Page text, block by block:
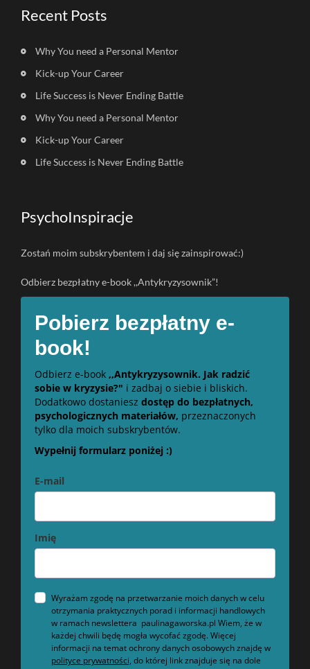
Recent Posts
Why You need a Personal Mentor
Kick-up Your Career
Life Success is Never Ending Battle
Why You need a Personal Mentor
Kick-up Your Career
Life Success is Never Ending Battle
PsychoInspiracje
Zostań moim subskrybentem i daj się zainspirować:)
Odbierz bezpłatny e-book ,,Antykryzysownik”!
Pobierz bezpłatny e-
book!
Odbierz e-book ,,Antykryzysownik. Jak radzić
sobie w kryzysie?" i zadbaj o siebie i bliskich.
Dodatkowo dostaniesz dostęp do bezpłatnych,
psychologicznych materiałów, przeznaczonych
tylko dla moich subskrybentów.
Wypełnij formularz poniżej :)
E-mail
Imię
Wyrażam zgodę na przetwarzanie moich danych w celu
otrzymania praktycznych porad i informacji handlowych
w ramach newslettera paulinagaworska.pl Wiem, że w
każdej chwili będę mogła wycofać zgodę. Więcej
informacji na temat ochrony danych osobowych znajdę w
polityce prywatności, do której link znajduje się na dole